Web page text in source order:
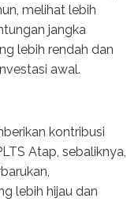
melihat lebih
jangka
lebih rendah dan
awal.
kontribusi
Atap, sebaliknya,
lebih hijau dan